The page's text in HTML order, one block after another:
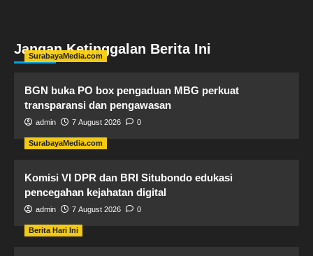
Jangan Ketinggalan Berita Ini
SurabayaMedia.com
BGN buka PO box pengaduan MBG perkuat
transparansi dan pengawasan
admin 7 August 2026 0
SurabayaMedia.com
Komisi VI DPR dan BRI Situbondo edukasi
pencegahan kejahatan digital
admin 7 August 2026 0
Berita Hari Ini